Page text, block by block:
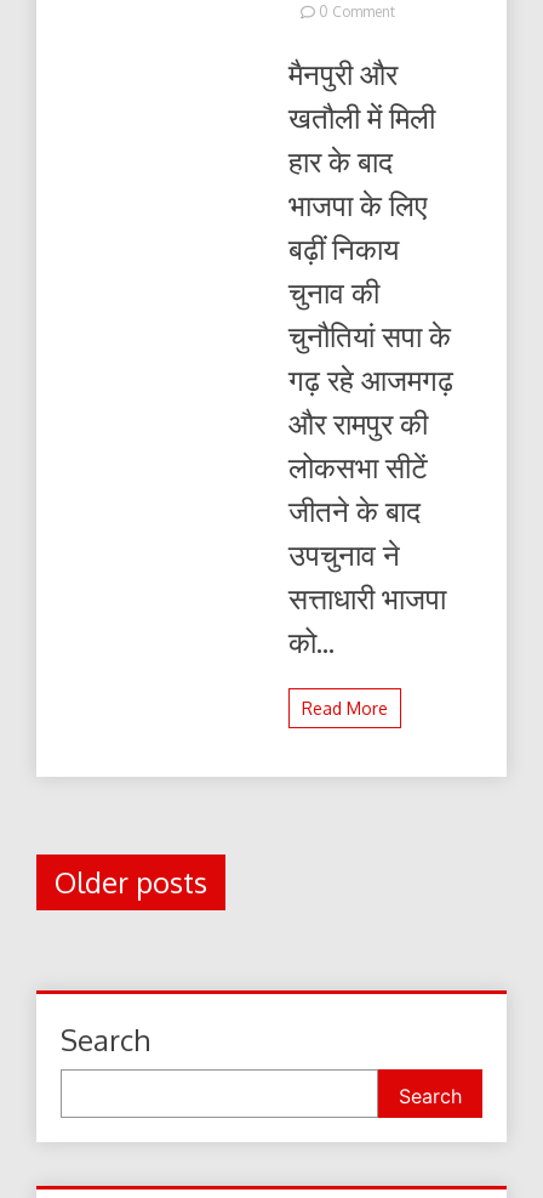
0 Commenton
में
के
मैनपुरी और
खतौली में म‍िली
हार के बाद
भाजपा के लिए
बढ़ीं निकाय
चुनाव की
चुनौतियां सपा के
गढ़ रहे आजमगढ़
और रामपुर की
लोकसभा सीटें
जीतने के बाद
उपचुनाव ने
सत्ताधारी भाजपा
को...
Read More
Posts
Older posts
Search
Search